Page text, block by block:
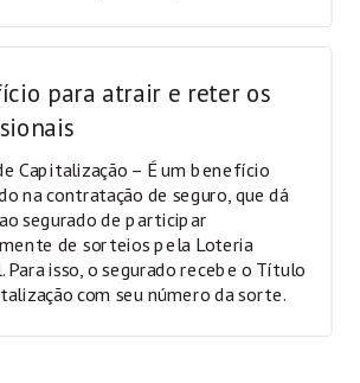
para atrair e reter os
Capitalização – É um benefício
na contratação de seguro, que dá
segurado de participar
de sorteios pela Loteria
Para isso, o segurado recebe o Título
com seu número da sorte.